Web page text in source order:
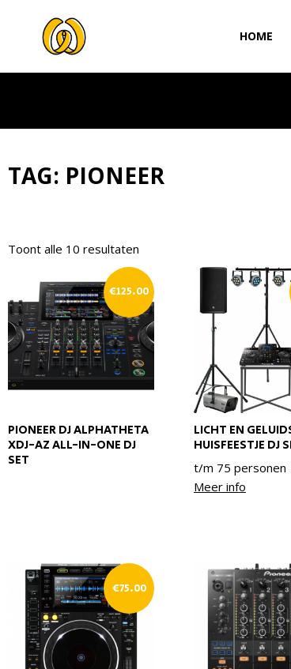
HOME
TAG: PIONEER
Toont alle 10 resultaten
PIONEER DJ ALPHATHETA
XDJ-AZ ALL-IN-ONE DJ
SET
€125.00
LICHT EN
HUISFEESTJE DJ
t/m 75 personen
Meer info
€75.00